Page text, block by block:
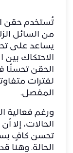
تُستخدم حقن
من السائل
يساعد على
الاحتكاك
الحقن
لفترات
المفصل.
ورغم فعالية
الحالات،
تحسن كافٍ
الحالة. وهنا